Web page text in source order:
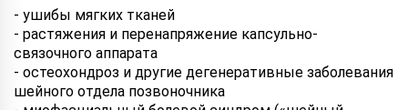
- ушибы мягких тканей
- растяжения и перенапряжение капсульно-
связочного аппарата
- остеохондроз и другие дегенеративные заболевания
шейного отдела позвоночника